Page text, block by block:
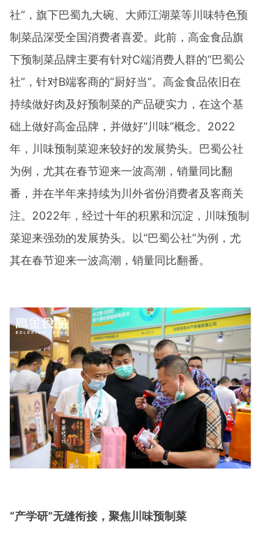
社”，旗下巴蜀九大碗、大师江湖菜等川味特色预
制菜品深受全国消费者喜爱。此前，高金食品旗
下预制菜品牌主要有针对C端消费人群的“巴蜀公
社”，针对B端客商的“厨好当”。高金食品依旧在
持续做好肉及好预制菜的产品硬实力，在这个基
础上做好高金品牌，并做好“川味”概念。2022
年，川味预制菜迎来较好的发展势头。巴蜀公社
为例，尤其在春节迎来一波高潮，销量同比翻
番，并在半年来持续为川外省份消费者及客商关
注。2022年，经过十年的积累和沉淀，川味预制
菜迎来强劲的发展势头。以“巴蜀公社”为例，尤
其在春节迎来一波高潮，销量同比翻番。
“产学研”无缝衔接，聚焦川味预制菜